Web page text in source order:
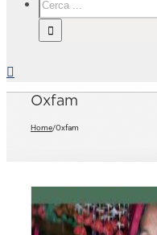
Oxfam
Home/Oxfam